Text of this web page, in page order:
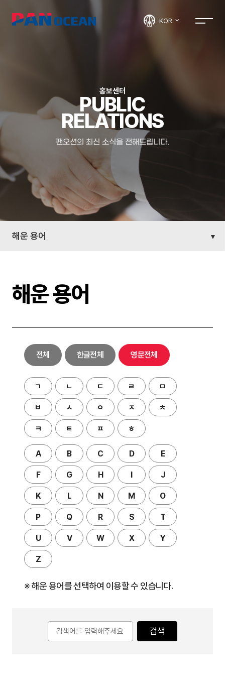
KOR
홍보센터
PUBLIC
RELATIONS
팬오션의 최신 소식을 전해드립니다.
해운 용어
해운 용어
전체 한글전체 영문전체
ㄱ ㄴ ㄷ ㄹ ㅁ
ㅂ ㅅ ㅇ ㅈ ㅊ
ㅋ ㅌ ㅍ ㅎ
A B C D E
F G H I J
K L N M O
P Q R S T
U V W X Y
Z
※ 해운 용어를 선택하여 이용할 수 있습니다.
검색